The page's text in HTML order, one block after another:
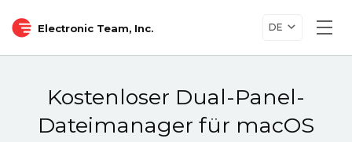
Electronic Team, Inc. DE
Kostenloser Dual-Panel-
Dateimanager für macOS